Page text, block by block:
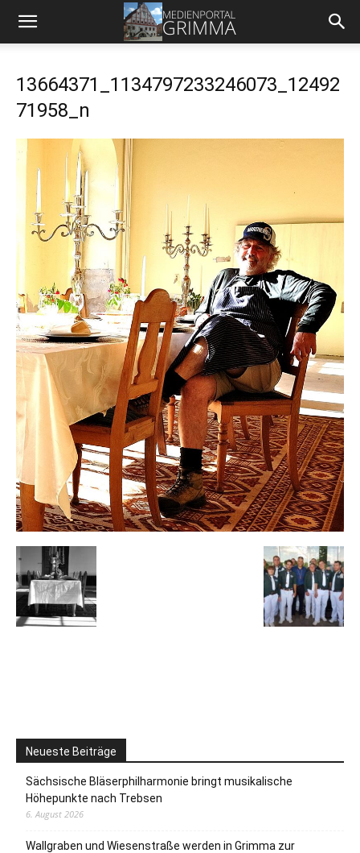
13664371_1134797233246073_12492
71958_n
Neueste Beiträge
Sächsische Bläserphilharmonie bringt musikalische
Höhepunkte nach Trebsen
6. August 2026
Wallgraben und Wiesenstraße werden in Grimma zur